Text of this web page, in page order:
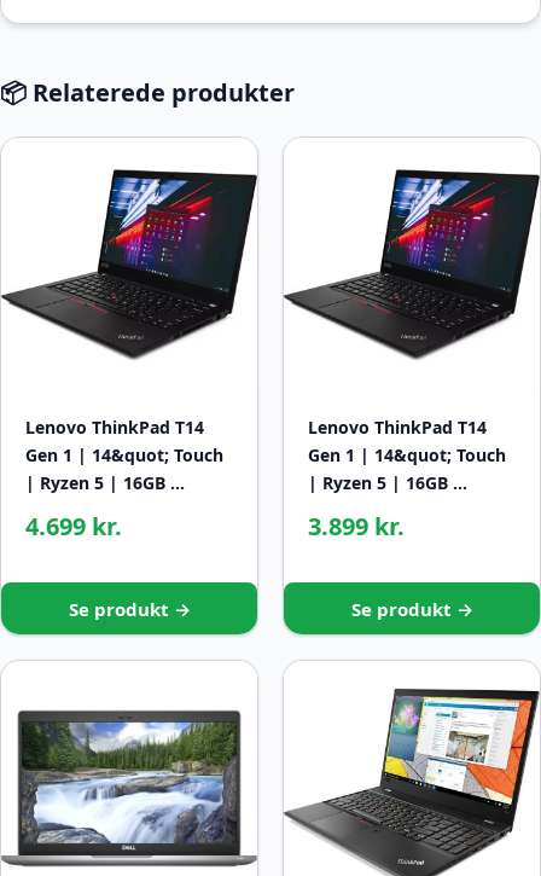
📦 Relaterede produkter
Lenovo ThinkPad T14
Gen 1 | 14&quot; Touch
| Ryzen 5 | 16GB …
4.699 kr.
Se produkt →
Lenovo ThinkPad T14
Gen 1 | 14&quot; Touch
| Ryzen 5 | 16GB …
3.899 kr.
Se produkt →